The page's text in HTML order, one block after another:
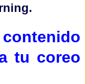
tu coreo